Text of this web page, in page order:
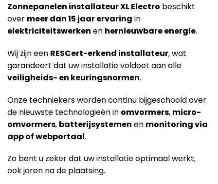
Zonnepanelen installateur XL Electro beschikt
over meer dan 15 jaar ervaring in
elektriciteitswerken en hernieuwbare energie.
Wij zijn een RESCert-erkend installateur, wat
garandeert dat uw installatie voldoet aan alle
veiligheids- en keuringsnormen.
Onze techniekers worden continu bijgeschoold over
de nieuwste technologieën in omvormers, micro-
omvormers, batterijsystemen en monitoring via
app of webportaal.
Zo bent u zeker dat uw installatie optimaal werkt,
ook jaren na de plaatsing.